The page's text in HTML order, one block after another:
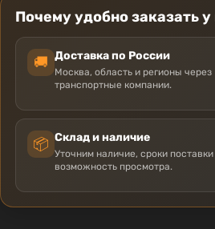
Почему удобно заказать у
🚚 Доставка по России
Москва, область и регионы через
транспортные компании.
📦 Склад и наличие
Уточним наличие, сроки поставки
возможность просмотра.